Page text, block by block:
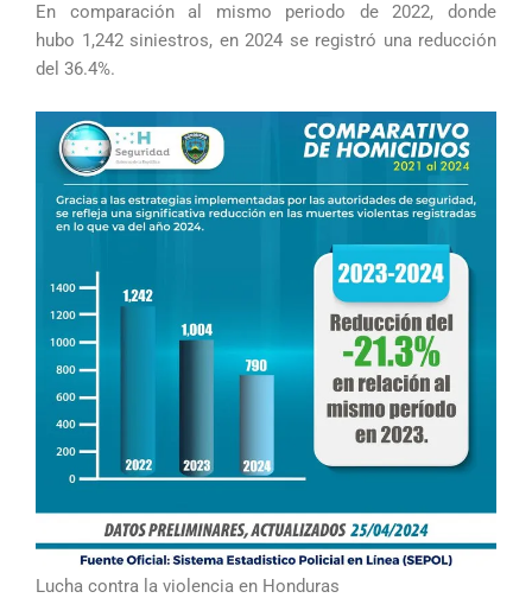
En comparación al mismo periodo de 2022, donde
hubo 1,242 siniestros, en 2024 se registró una reducción
del 36.4%.
Lucha contra la violencia en Honduras